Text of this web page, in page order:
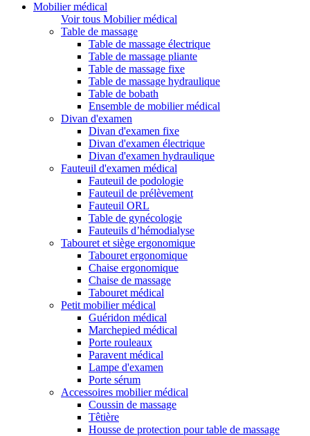
Mobilier médical
Voir tous Mobilier médical
Table de massage
Table de massage électrique
Table de massage pliante
Table de massage fixe
Table de massage hydraulique
Table de bobath
Ensemble de mobilier médical
Divan d'examen
Divan d'examen fixe
Divan d'examen électrique
Divan d'examen hydraulique
Fauteuil d'examen médical
Fauteuil de podologie
Fauteuil de prélèvement
Fauteuil ORL
Table de gynécologie
Fauteuils d’hémodialyse
Tabouret et siège ergonomique
Tabouret ergonomique
Chaise ergonomique
Chaise de massage
Tabouret médical
Petit mobilier médical
Guéridon médical
Marchepied médical
Porte rouleaux
Paravent médical
Lampe d'examen
Porte sérum
Accessoires mobilier médical
Coussin de massage
Têtière
Housse de protection pour table de massage